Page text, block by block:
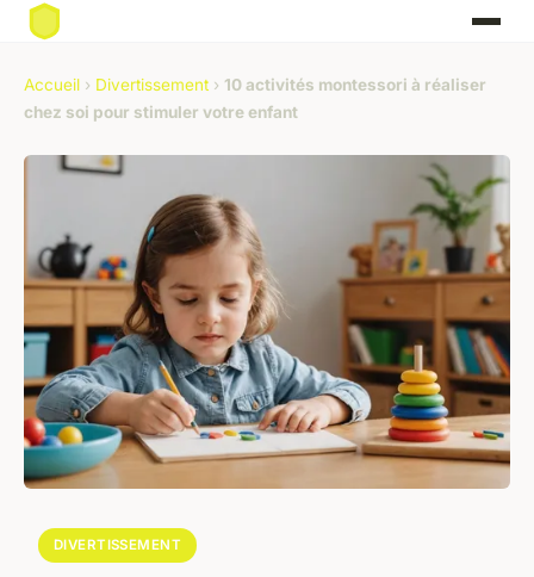
Accueil › Divertissement › 10 activités montessori à réaliser
chez soi pour stimuler votre enfant
DIVERTISSEMENT